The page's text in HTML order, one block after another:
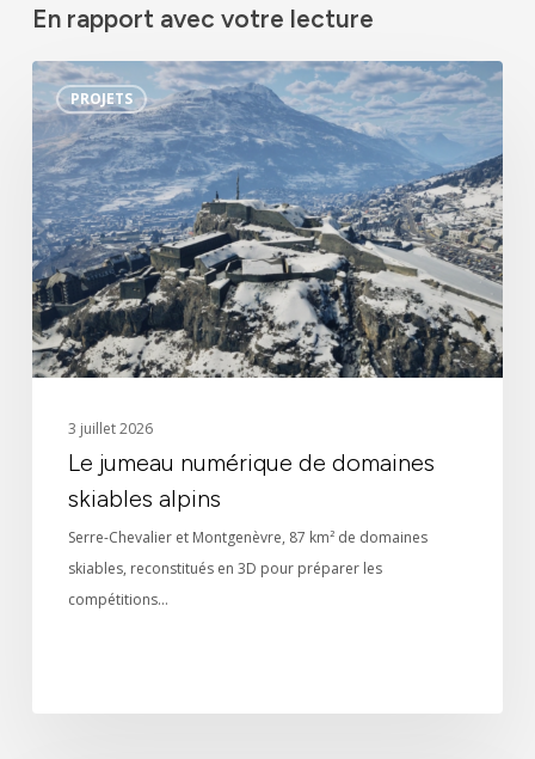
En rapport avec votre lecture
PROJETS
Le
jumeau
numérique
de
domaines
skiables
alpins
3 juillet 2026
Le jumeau numérique de domaines
skiables alpins
Serre-Chevalier et Montgenèvre, 87 km² de domaines
skiables, reconstitués en 3D pour préparer les
compétitions…
Identité